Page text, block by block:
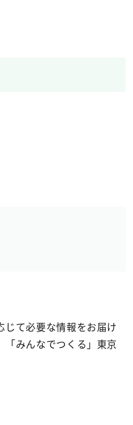
て必要な情報をお届け
みんなでつくる」東京